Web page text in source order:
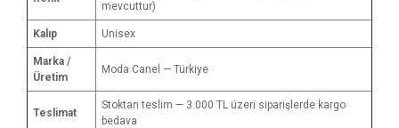
mevcuttur)
Kalıp Unisex
Marka /
Üretim
Moda Canel — Türkiye
Teslimat
Stoktan teslim — 3.000 TL üzeri siparişlerde kargo
bedava